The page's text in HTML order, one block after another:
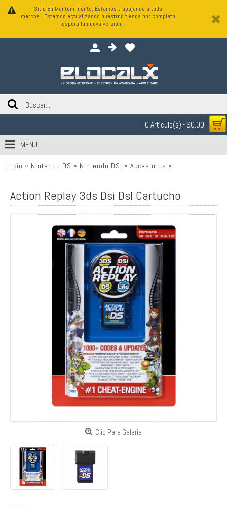
Sitio En Mantenimiento, Estamos trabajando a toda
marcha...Estamos actualizando nuestros tienda por completo
espera la nueva versión!
0 Artículo(s) - $0.00
MENU
Inicio Nintendo DS Nintendo DSi Accesorios
Action Replay 3ds Dsi Dsl Cartucho
Clic Para Galeria